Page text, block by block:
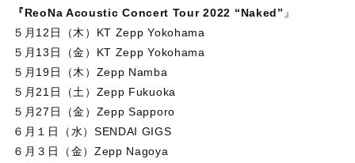
『ReoNa Acoustic Concert Tour 2022 “Naked” 』
５月12日（木）KT Zepp Yokohama
５月13日（金）KT Zepp Yokohama
５月19日（木）Zepp Namba
５月21日（土）Zepp Fukuoka
５月27日（金）Zepp Sapporo
６月１日（水）SENDAI GIGS
６月３日（金）Zepp Nagoya